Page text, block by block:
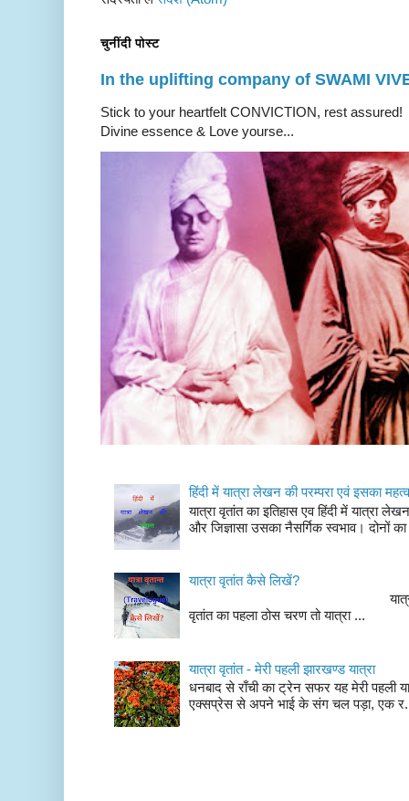
चुनींदी पोस्ट
In the uplifting company of SWAMI
Stick to your heartfelt CONVICTION, rest
Divine essence & Love yourse...
हिंदी में यात्रा लेखन की परम्परा एवं इसका महत्व
यात्रा वृतांत का इतिहास एव हिंदी में यात्रा
और जिज्ञासा उसका नैसर्गिक स्वभाव। दोनों
यात्रा वृतांत कैसे लिखें?
यात्रा वृतांत लेखन के
वृतांत का पहला ठोस चरण तो यात्रा ...
यात्रा वृतांत - मेरी पहली झारखण्ड यात्रा
धनबाद से राँची का ट्रेन सफर यह मेरी पहली
एक्सप्रेस से अपने भाई के संग चल पड़ा, एक